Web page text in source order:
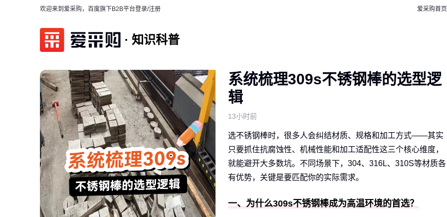
欢迎来到爱采购，百度旗下B2B平台登录/注册 爱采购首页
知识科普
系统梳理309s不锈钢棒的选型逻
辑
13小时前
选不锈钢棒时，很多人会纠结材质、规格和加工方式——其实
只要抓住抗腐蚀性、机械性能和加工适配性这三个核心维度，
就能避开大多数坑。不同场景下，304、316L、310S等材质各
有优势，关键是要匹配你的实际需求。
一、为什么309s不锈钢棒成为高温环境的首选？